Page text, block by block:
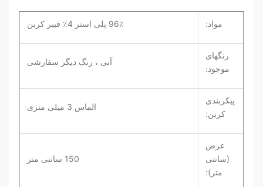
مواد: 96٪ پلی استر 4٪ فیبر کربن
رنگهای
موجود:
آبی ، رنگ دیگر سفارشی
پیکربندی
کربن:
الماس 3 میلی متری
عرض
(سانتی
متر):
150 سانتی متر